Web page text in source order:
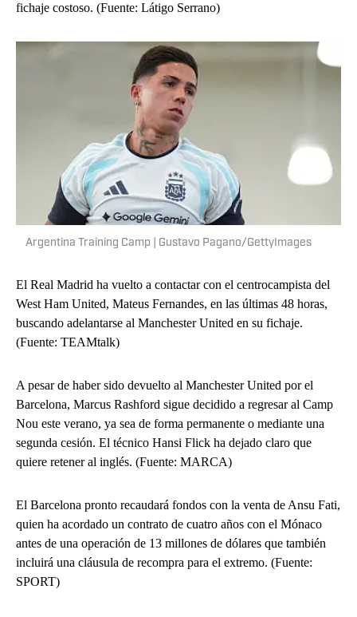
fichaje costoso. (Fuente: Látigo Serrano)
Argentina Training Camp | Gustavo Pagano/GettyImages
El Real Madrid ha vuelto a contactar con el centrocampista del
West Ham United, Mateus Fernandes, en las últimas 48 horas,
buscando adelantarse al Manchester United en su fichaje.
(Fuente: TEAMtalk)
A pesar de haber sido devuelto al Manchester United por el
Barcelona, ​​Marcus Rashford sigue decidido a regresar al Camp
Nou este verano, ya sea de forma permanente o mediante una
segunda cesión. El técnico Hansi Flick ha dejado claro que
quiere retener al inglés. (Fuente: MARCA)
El Barcelona pronto recaudará fondos con la venta de Ansu Fati,
quien ha acordado un contrato de cuatro años con el Mónaco
antes de una operación de 13 millones de dólares que también
incluirá una cláusula de recompra para el extremo. (Fuente:
SPORT)